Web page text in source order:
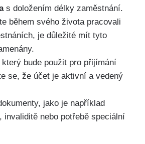
s doložením délky zaměstnání.
během svého života pracovali
je důležité mít tyto
který bude použit pro přijímání
se, že účet je aktivní a vedený
jako je například
invaliditě nebo potřebě speciální